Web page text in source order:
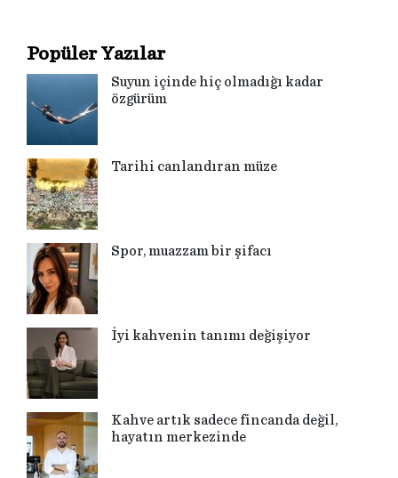
Popüler Yazılar
Suyun içinde hiç olmadığı kadar
özgürüm
Tarihi canlandıran müze
Spor, muazzam bir şifacı
İyi kahvenin tanımı değişiyor
Kahve artık sadece fincanda değil,
hayatın merkezinde